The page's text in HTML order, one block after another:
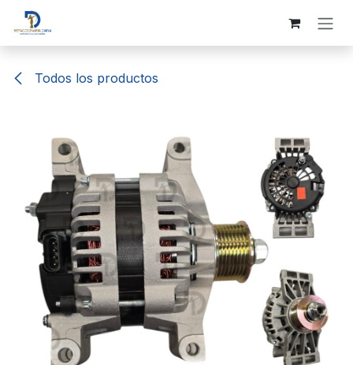
Ir al contenido
Todos los productos